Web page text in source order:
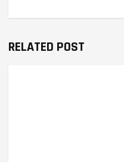
RELATED POST